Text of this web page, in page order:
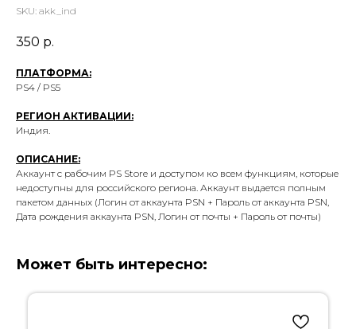
SKU: akk_ind
350 р.
ПЛАТФОРМА:
PS4 / PS5
РЕГИОН АКТИВАЦИИ:
Индия.
ОПИСАНИЕ:
Аккаунт с рабочим PS Store и доступом ко всем функциям, которые
недоступны для российского региона. Аккаунт выдается полным
пакетом данных (Логин от аккаунта PSN + Пароль от аккаунта PSN,
Дата рождения аккаунта PSN, Логин от почты + Пароль от почты)
Может быть интересно: